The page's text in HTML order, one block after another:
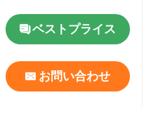
ベストプライス
お問い合わせ